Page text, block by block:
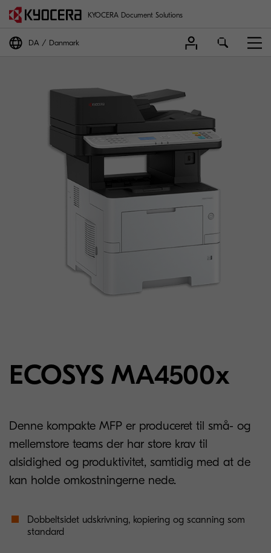
KYOCERA Document Solutions
DA Danmark
ECOSYS MA4500x
Denne kompakte MFP er produceret til små- og
mellemstore teams der har store krav til
alsidighed og produktivitet, samtidig med at de
kan holde omkostningerne nede.
Dobbeltsidet udskrivning, kopiering og scanning som
standard